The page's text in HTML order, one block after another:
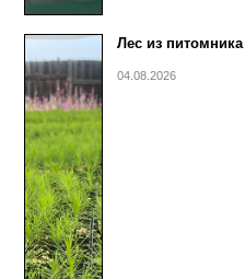
Лес из питомника
04.08.2026